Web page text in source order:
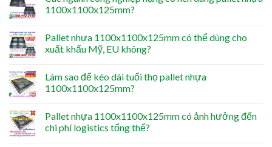
1100x1100x125mm?
Pallet nhựa 1100x1100x125mm có thể dùng cho
xuất khẩu Mỹ, EU không?
Làm sao để kéo dài tuổi thọ pallet nhựa
1100x1100x125mm?
Pallet nhựa 1100x1100x125mm có ảnh hưởng đến
chi phí logistics tổng thể?